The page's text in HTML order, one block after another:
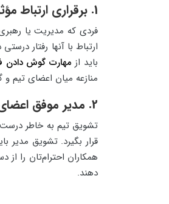
1. برقراری ارتباط مؤثر با دیگران را یاد بگیرید
فردی که مدیریت یا
ارتباط با آنها رفتار
باید از مهارت گوش دادن
منازعه میان اعضای تیم و
2. مدیر موفق اعضای تیم را به صورت انفرادی تشویق می‌کند
تشویق تیم به خاطر
قرار بگیرد. تشویق
همکاران احترام‌تان را از
دهند.